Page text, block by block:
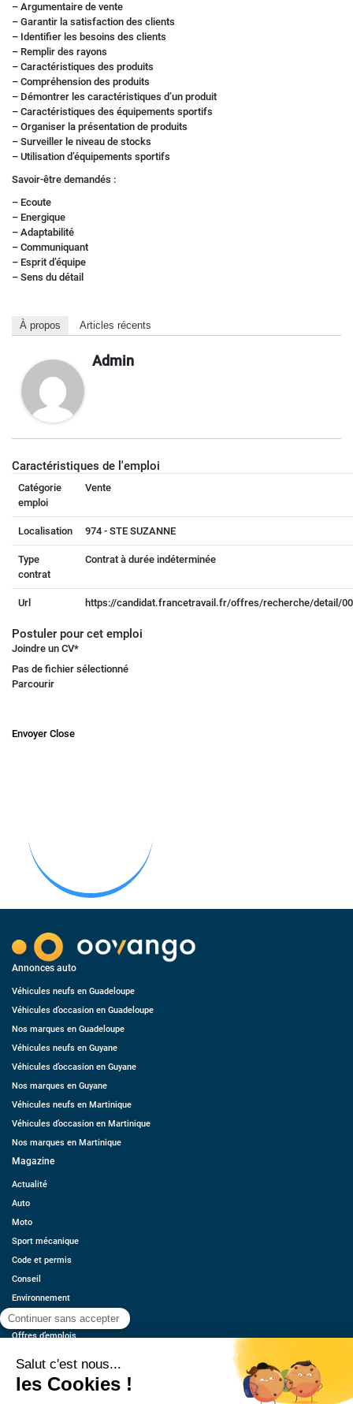
– Argumentaire de vente
– Garantir la satisfaction des clients
– Identifier les besoins des clients
– Remplir des rayons
– Caractéristiques des produits
– Compréhension des produits
– Démontrer les caractéristiques d’un produit
– Caractéristiques des équipements sportifs
– Organiser la présentation de produits
– Surveiller le niveau de stocks
– Utilisation d’équipements sportifs
Savoir-être demandés :
– Ecoute
– Energique
– Adaptabilité
– Communiquant
– Esprit d’équipe
– Sens du détail
À propos Articles récents
Admin
Caractéristiques de l'emploi
Catégorie
emploi
Vente
Localisation 974 - STE SUZANNE
Type
contrat
Contrat à durée indéterminée
Url https://candidat.francetravail.fr/offres/recherche/detail/
Postuler pour cet emploi
Joindre un CV*
Pas de fichier sélectionné
Parcourir
Envoyer Close
Annonces auto
Véhicules neufs en Guadeloupe
Véhicules d’occasion en Guadeloupe
Nos marques en Guadeloupe
Véhicules neufs en Guyane
Véhicules d’occasion en Guyane
Nos marques en Guyane
Véhicules neufs en Martinique
Véhicules d’occasion en Martinique
Nos marques en Martinique
Magazine
Actualité
Auto
Moto
Sport mécanique
Code et permis
Conseil
Environnement
Économie
Offres d’emplois
Contact